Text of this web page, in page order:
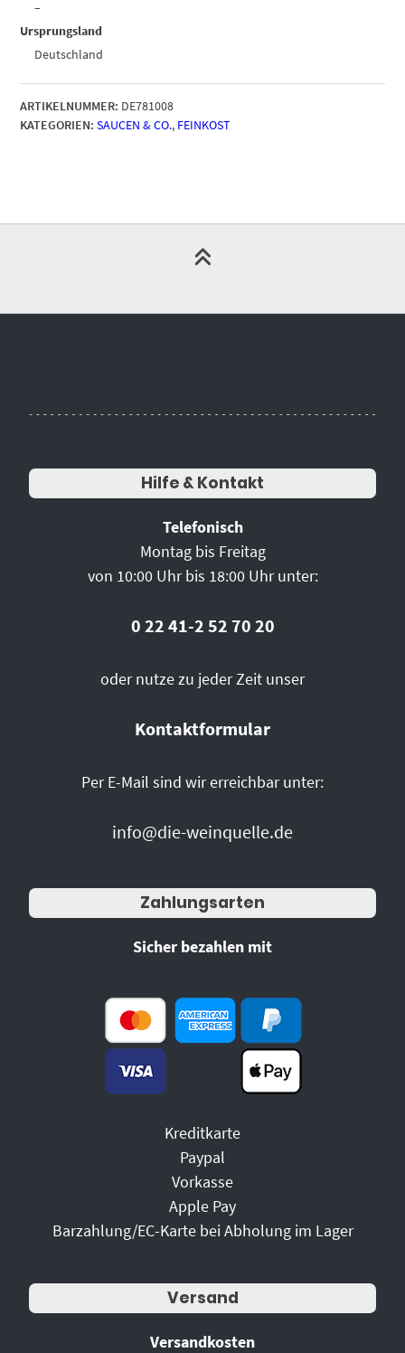
–
Ursprungsland
Deutschland
ARTIKELNUMMER: DE781008
KATEGORIEN: SAUCEN & CO., FEINKOST
Hilfe & Kontakt
Telefonisch
Montag bis Freitag
von 10:00 Uhr bis 18:00 Uhr unter:
0 22 41-2 52 70 20
oder nutze zu jeder Zeit unser
Kontaktformular
Per E-Mail sind wir erreichbar unter:
info@die-weinquelle.de
Zahlungsarten
Sicher bezahlen mit
Kreditkarte
Paypal
Vorkasse
Apple Pay
Barzahlung/EC-Karte bei Abholung im Lager
Versand
Versandkosten